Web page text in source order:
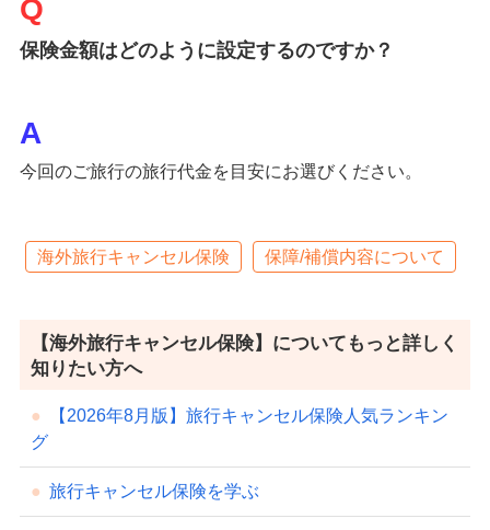
保険金額はどのように設定するのですか？
今回のご旅行の旅行代金を目安にお選びください。
海外旅行キャンセル保険 保障/補償内容について
【海外旅行キャンセル保険】についてもっと詳しく
知りたい方へ
【2026年8月版】旅行キャンセル保険人気ランキン
グ
旅行キャンセル保険を学ぶ